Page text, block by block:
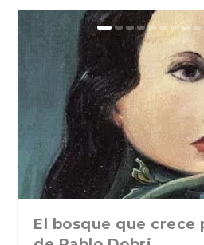
El bosque que crece